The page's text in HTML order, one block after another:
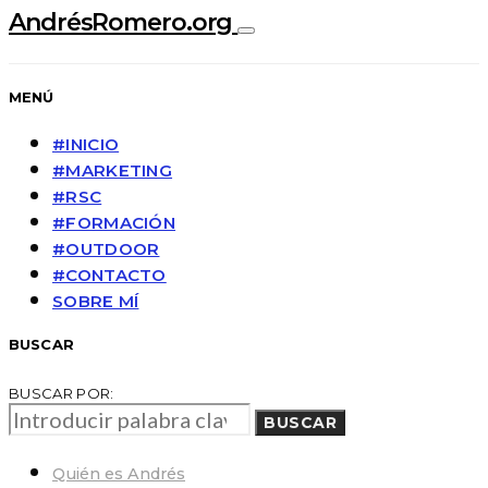
AndrésRomero.org
MENÚ
#INICIO
#MARKETING
#RSC
#FORMACIÓN
#OUTDOOR
#CONTACTO
SOBRE MÍ
BUSCAR
BUSCAR POR:
BUSCAR
Quién es Andrés